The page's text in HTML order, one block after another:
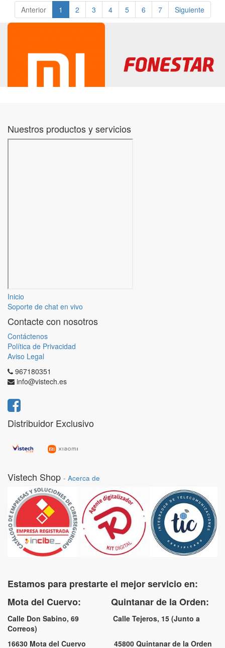
Anterior 1 2 3 4 5 6 7 Siguiente
Nuestros productos y servicios
Inicio
Soporte de chat en vivo
Contacte con nosotros
Contáctenos
Política de Privacidad
Aviso Legal
967180351
info@vistech.es
Distribuidor Exclusivo
Vistech Shop - Acerca de
Estamos para prestarte el mejor servicio en:
Mota del Cuervo: Quintanar de la Orden:
Calle Don Sabino, 69 Calle Tejeros, 15 (Junto a
Correos)
16630 Mota del Cuervo 45800 Quintanar de la Orden